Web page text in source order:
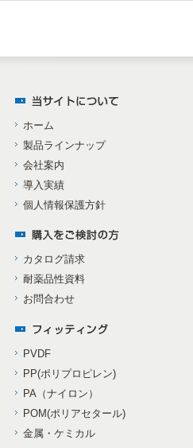
ホーム
製品ラインナップ
会社案内
導入実績
個人情報保護方針
カタログ請求
耐薬品性資料
お問合わせ
PVDF
PP(ポリプロピレン)
PA（ナイロン）
POM(ポリアセタール)
金属・ケミカル